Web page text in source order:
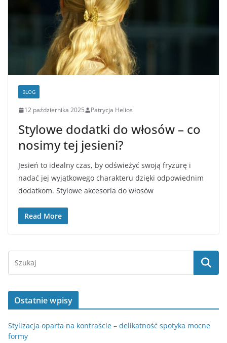
BLOG
12 października 2025 Patrycja Helios
Stylowe dodatki do włosów – co
nosimy tej jesieni?
Jesień to idealny czas, by odświeżyć swoją fryzurę i
nadać jej wyjątkowego charakteru dzięki odpowiednim
dodatkom. Stylowe akcesoria do włosów
Read More
Ostatnie wpisy
Stylizacja oparta na kontraście – delikatność spotyka mocne
formy